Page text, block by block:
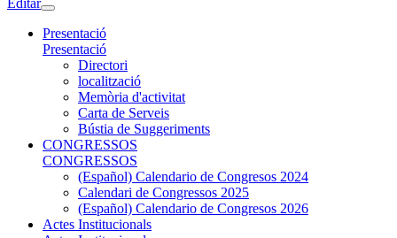
Editar
Presentació
Presentació
Directori
localització
Memòria d'activitat
Carta de Serveis
Bústia de Suggeriments
CONGRESSOS
CONGRESSOS
(Español) Calendario de Congresos 2024
Calendari de Congressos 2025
(Español) Calendario de Congresos 2026
Actes Institucionals